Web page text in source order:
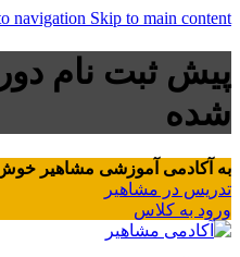
navigation Skip to main content
پیش ثبت نام
شده
به آکادمی آموزشی مشاهیر خوش
تدریس در مشاهیر
ورود به کلاس